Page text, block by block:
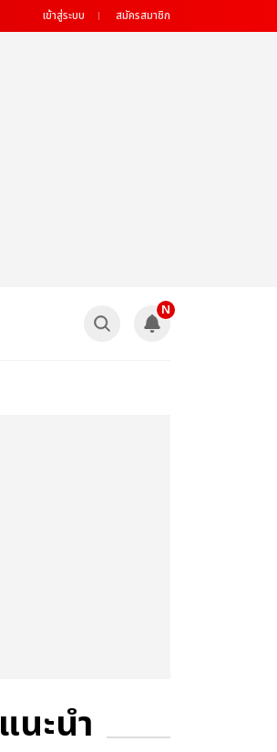
เข้าสู่ระบบ สมัครสมาชิก
N
แนะนำ